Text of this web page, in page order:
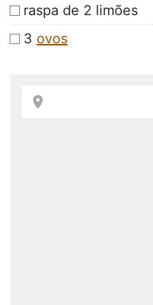
raspa de 2 limões
3 ovos